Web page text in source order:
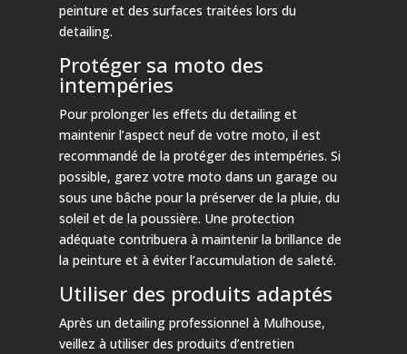
peinture et des surfaces traitées lors du
detailing.
Protéger sa moto des
intempéries
Pour prolonger les effets du detailing et
maintenir l’aspect neuf de votre moto, il est
recommandé de la protéger des intempéries. Si
possible, garez votre moto dans un garage ou
sous une bâche pour la préserver de la pluie, du
soleil et de la poussière. Une protection
adéquate contribuera à maintenir la brillance de
la peinture et à éviter l’accumulation de saleté.
Utiliser des produits adaptés
Après un detailing professionnel à Mulhouse,
veillez à utiliser des produits d’entretien